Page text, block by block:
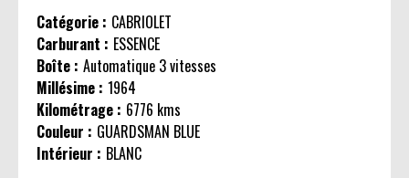
Catégorie : CABRIOLET
Carburant : ESSENCE
Boîte : Automatique 3 vitesses
Millésime : 1964
Kilométrage : 6776 kms
Couleur : GUARDSMAN BLUE
Intérieur : BLANC